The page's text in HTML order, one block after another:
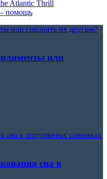
Atlantic Thrill
помощь
или говорить их другим?
или
сна в популярных сонниках
сна в